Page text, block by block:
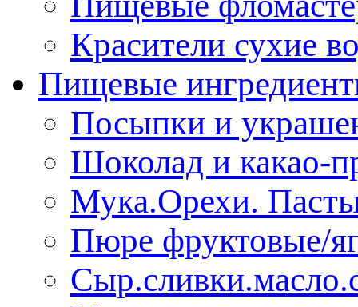
Красители сухие
Пищевые
Посыпки и
Шоколад и какао-
Мука.Орехи.
Пюре фруктовые/